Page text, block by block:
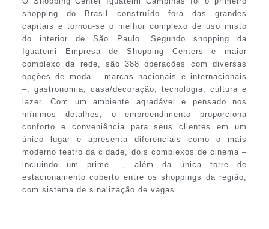
shopping do Brasil construído fora das grandes
capitais e tornou-se o melhor complexo de uso misto
do interior de São Paulo. Segundo shopping da
Iguatemi Empresa de Shopping Centers e maior
complexo da rede, são 388 operações com diversas
opções de moda – marcas nacionais e internacionais
–, gastronomia, casa/decoração, tecnologia, cultura e
lazer. Com um ambiente agradável e pensado nos
mínimos detalhes, o empreendimento proporciona
conforto e conveniência para seus clientes em um
único lugar e apresenta diferenciais como o mais
moderno teatro da cidade, dois complexos de cinema –
incluindo um prime –, além da única torre de
estacionamento coberto entre os shoppings da região,
com sistema de sinalização de vagas.